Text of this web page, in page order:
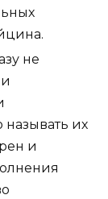
не
их
и